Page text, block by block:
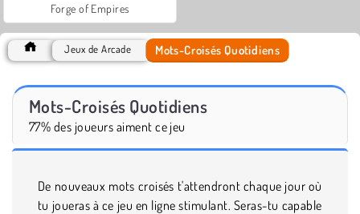
Forge of Empires
Jeux de Arcade Mots-Croisés Quotidiens
Mots-Croisés Quotidiens
77% des joueurs aiment ce jeu
De nouveaux mots croisés t'attendront chaque jour où
tu joueras à ce jeu en ligne stimulant. Seras-tu capable